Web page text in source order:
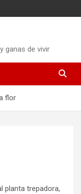
ganas de vivir
flor
planta trepadora,